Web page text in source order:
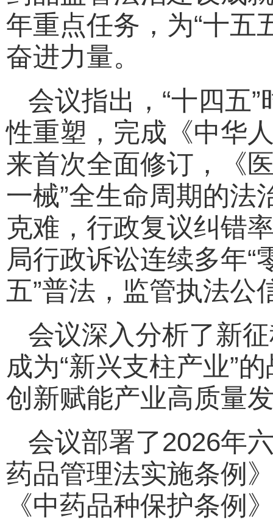
年重点任务，为“十五
奋进力量。
会议指出，“十四五
性重塑，完成《中华
来首次全面修订，《
一械”全生命周期的法
克难，行政复议纠错
局行政诉讼连续多年“
五”普法，监管执法公
会议深入分析了新
成为“新兴支柱产业”
创新赋能产业高质量
会议部署了2026年
药品管理法实施条例
《中药品种保护条例